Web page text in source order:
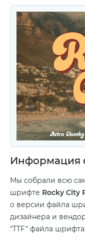
Информация
Мы собрали всю
шрифте Rocky City
о версии файла
дизайнера и
"TTF" файла шрифта.